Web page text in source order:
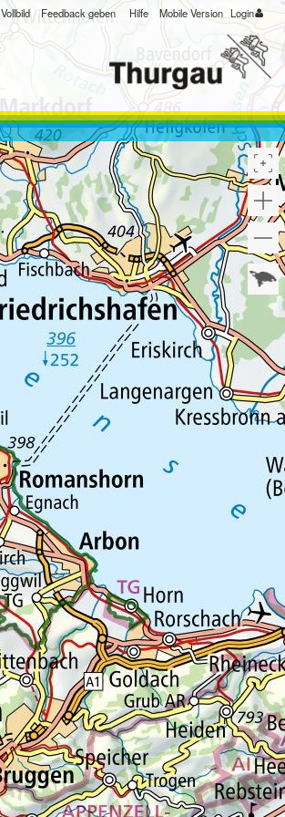
Vollbild Feedback geben Hilfe Mobile Version Login